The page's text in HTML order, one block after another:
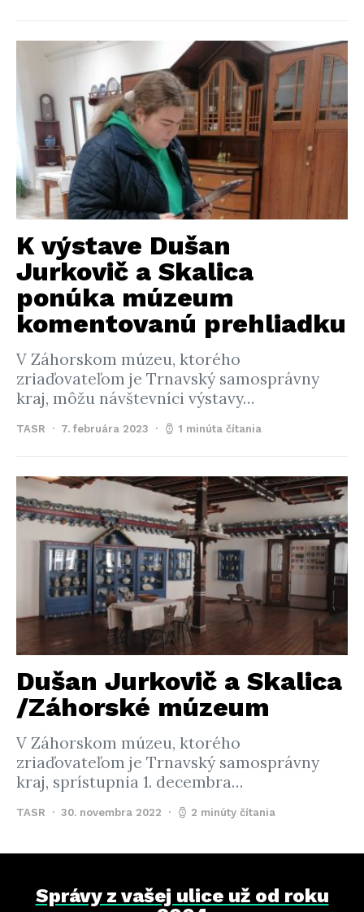
K výstave Dušan
Jurkovič a Skalica
ponúka múzeum
komentovanú prehliadku
V Záhorskom múzeu, ktorého
zriaďovateľom je Trnavský samosprávny
kraj, môžu návštevníci výstavy…
TASR 7. februára 2023 1 minúta čítania
Dušan Jurkovič a Skalica
/Záhorské múzeum
V Záhorskom múzeu, ktorého
zriaďovateľom je Trnavský samosprávny
kraj, sprístupnia 1. decembra…
TASR 30. novembra 2022 2 minúty čítania
Správy z vašej ulice už od roku